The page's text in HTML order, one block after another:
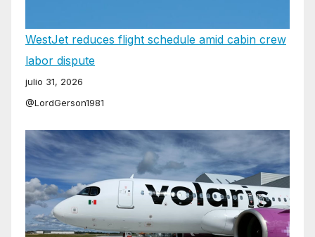
WestJet reduces flight schedule amid cabin crew
labor dispute
julio 31, 2026
@LordGerson1981